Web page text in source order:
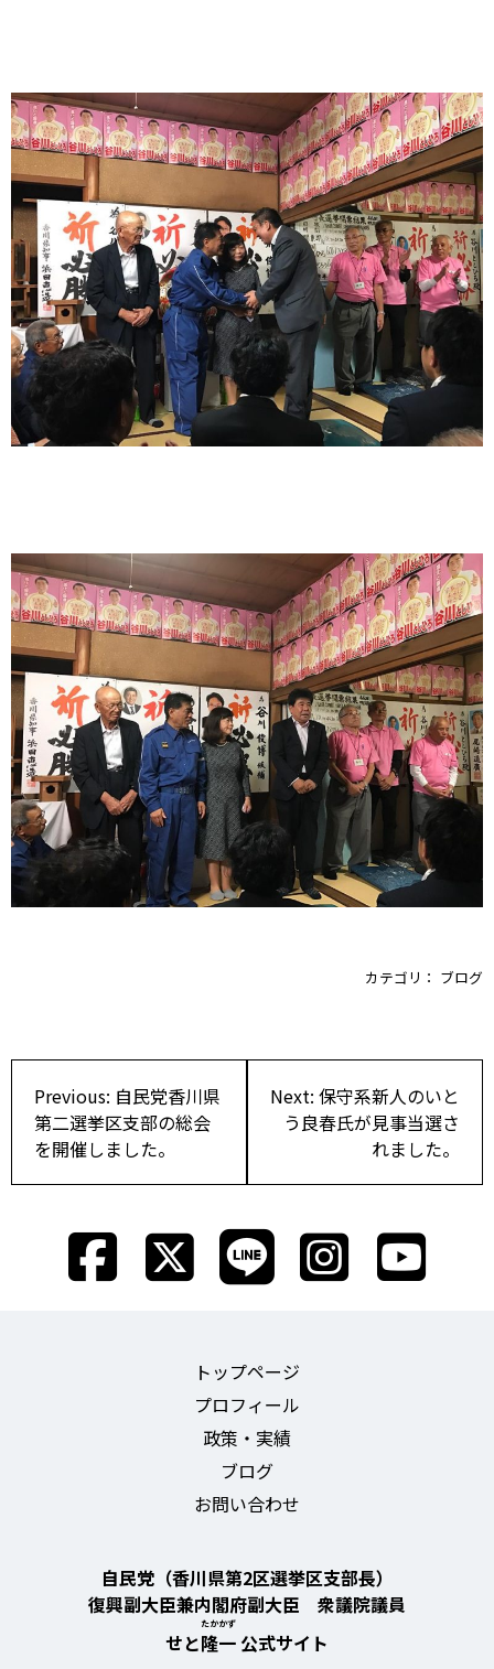
カテゴリ： ブログ
稿
ナ
ビ
Previous: 自民党香川県
第二選挙区支部の総会
を開催しました。
Next: 保守系新人のいと
う良春氏が見事当選さ
れました。
トップページ
プロフィール
政策・実績
ブログ
お問い合わせ
自民党（香川県第2区選挙区支部長）
復興副大臣兼内閣府副大臣 衆議院議員
せと隆一
たかかず
公式サイト